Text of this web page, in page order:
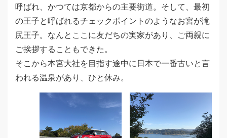
呼ばれ、かつては京都からの主要街道。そして、最初
の王子と呼ばれるチェックポイントのようなお宮が滝
尻王子。なんとここに友だちの実家があり、ご両親に
ご挨拶することもできた。
そこから本宮大社を目指す途中に日本で一番古いと言
われる温泉があり、ひと休み。